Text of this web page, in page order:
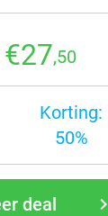
€27,50
Korting:
50%
navigate_next
deal